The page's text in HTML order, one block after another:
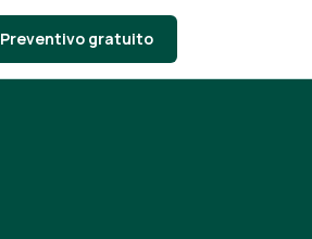
Preventivo gratuito